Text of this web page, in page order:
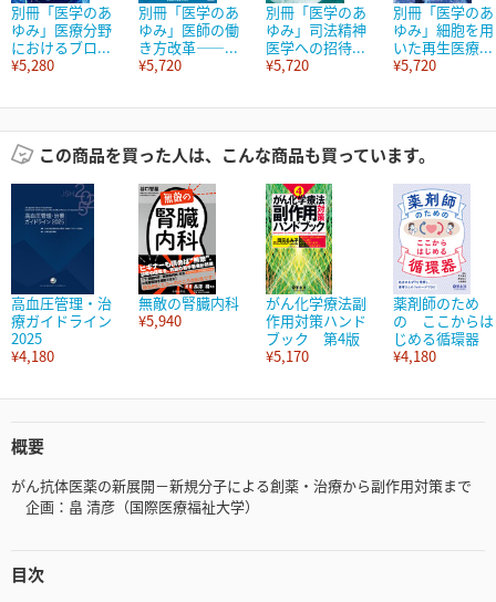
別冊「医学のあ
ゆみ」医療分野
におけるブロ...
¥5,280
別冊「医学のあ
ゆみ」医師の働
き方改革――...
¥5,720
別冊「医学のあ
ゆみ」司法精神
医学への招待...
¥5,720
別冊「医学のあ
ゆみ」細胞を用
いた再生医療...
¥5,720
この商品を買った人は、こんな商品も買っています。
高血圧管理・治
療ガイドライン
2025
¥4,180
無敵の腎臓内科
¥5,940
がん化学療法副
作用対策ハンド
ブック 第4版
¥5,170
薬剤師のため
の ここからは
じめる循環器
¥4,180
概要
がん抗体医薬の新展開－新規分子による創薬・治療から副作用対策まで
企画：畠 清彦（国際医療福祉大学）
目次